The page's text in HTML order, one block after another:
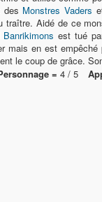
des Monstres Vaders
traître. Aidé de ce
Banrikimons est tué
mais en est empêché
le coup de grâce.
= 4 / 5